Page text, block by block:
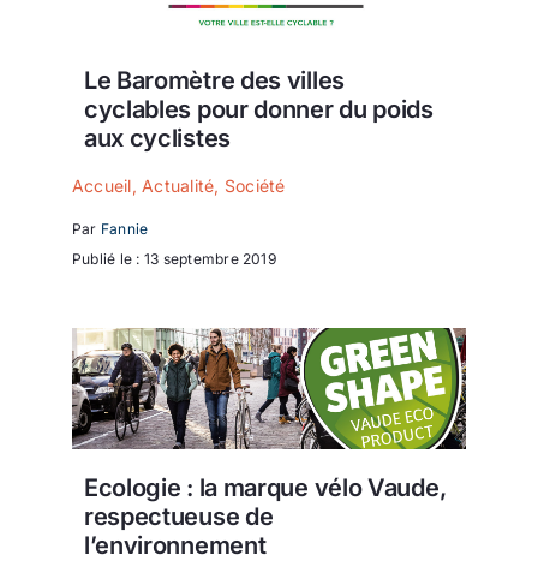
Le Baromètre des villes
cyclables pour donner du poids
aux cyclistes
Accueil, Actualité, Société
Par Fannie
Publié le : 13 septembre 2019
Ecologie : la marque vélo Vaude,
respectueuse de
l’environnement